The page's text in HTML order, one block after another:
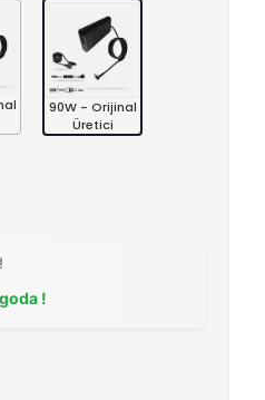
90W - Orijinal
Üretici
!